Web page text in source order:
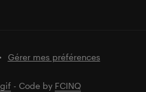
Gérer mes préférences
- Code by FCINQ